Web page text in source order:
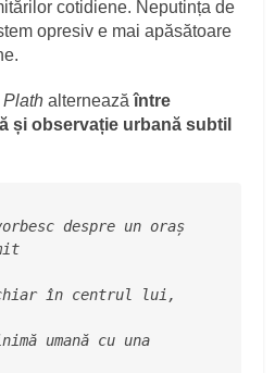
cotidiene. Neputința de
opresiv e mai apăsătoare
Plath alterneazăîntre
și observație urbană subtil
despre un oraș
chiar în centrul lui,
umană cu una